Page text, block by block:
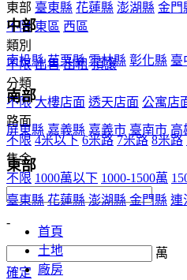
中部
南投縣 苗栗縣 雲林縣 彰化縣 臺
南部
屏東縣 嘉義縣 嘉義市 臺南市 高
東部
臺東縣 花蓮縣 澎湖縣 金門縣 連
首頁
土地
廠房
東部 臺東縣 花蓮縣 澎湖縣 金門
不限 東區 西區
類別
不限 出售 出租 頂讓
分類
不限 大樓店面 透天店面 公寓店
路面
不限 4米以下 6米路 7米路 8米路
售金
不限 1000萬以下 1000-1500萬
-
萬
確定